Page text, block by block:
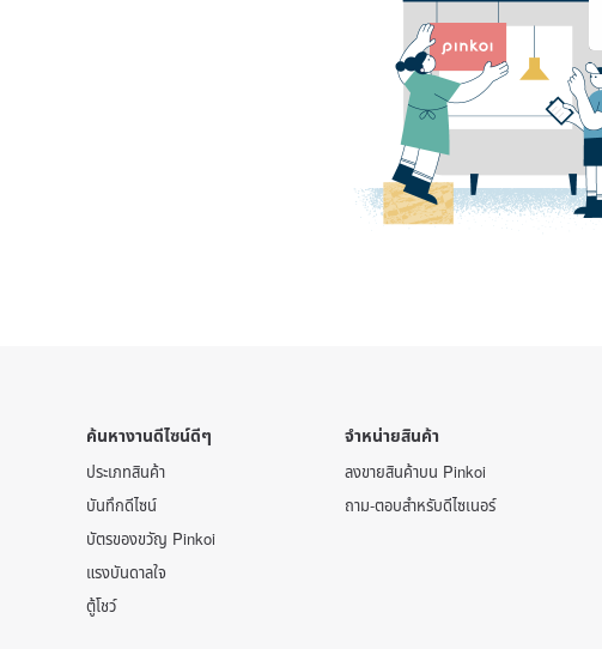
ค้นหางานดีไซน์ดีๆ
ประเภทสินค้า
บันทึกดีไซน์
บัตรของขวัญ Pinkoi
แรงบันดาลใจ
ตู้โชว์
จำหน่ายสินค้า
ลงขายสินค้าบน Pinkoi
ถาม-ตอบสำหรับดีไซเนอร์